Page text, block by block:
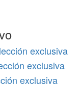
exclusiva
exclusiva
exclusiva